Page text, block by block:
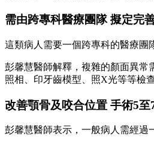
需由跨專科醫療團隊 擬定完
這類病人需要一個跨專科的醫療團
彭馨慧醫師解釋，複雜的顏面異常
照相、印牙齒模型、照X光等等檢
改善顎骨及咬合位置 手術5至
彭馨慧醫師表示，一般病人需經過